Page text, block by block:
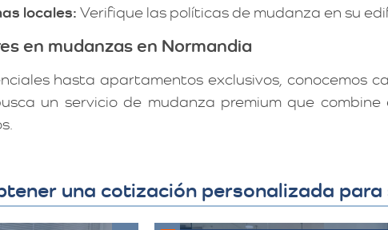
locales: Verifique las políticas de mudanza en su
en mudanzas en Normandia
hasta apartamentos exclusivos, conocemos
un servicio de mudanza premium que
una cotización personalizada